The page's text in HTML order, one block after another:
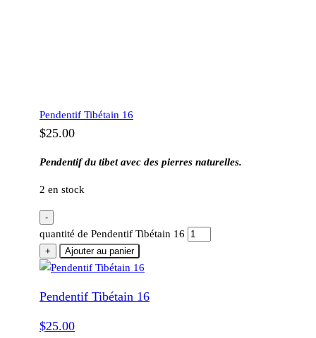
Pendentif Tibétain 16
$25.00
Pendentif du tibet avec des pierres naturelles.
2 en stock
-
quantité de Pendentif Tibétain 16
+ Ajouter au panier
Pendentif Tibétain 16
$25.00